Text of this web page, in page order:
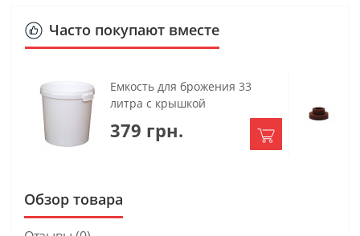
Часто покупают вместе
Емкость для брожения 33
литра с крышкой
379 грн.
Обзор товара